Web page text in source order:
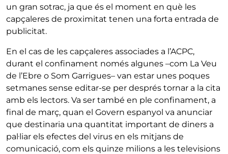
un gran sotrac, ja que és el moment en què les
capçaleres de proximitat tenen una forta entrada de
publicitat.
En el cas de les capçaleres associades a l’ACPC,
durant el confinament només algunes –com La Veu
de l’Ebre o Som Garrigues– van estar unes poques
setmanes sense editar-se per després tornar a la cita
amb els lectors. Va ser també en ple confinament, a
final de març, quan el Govern espanyol va anunciar
que destinaria una quantitat important de diners a
pal·liar els efectes del virus en els mitjans de
comunicació, com els quinze milions a les televisions